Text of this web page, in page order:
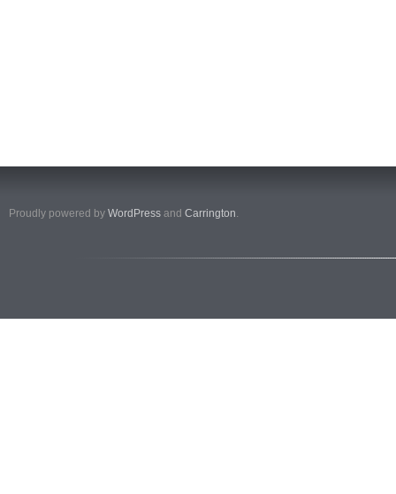
Proudly powered by WordPress and Carrington